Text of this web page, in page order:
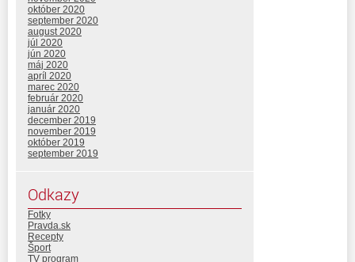
október 2020
september 2020
august 2020
júl 2020
jún 2020
máj 2020
apríl 2020
marec 2020
február 2020
január 2020
december 2019
november 2019
október 2019
september 2019
Odkazy
Fotky
Pravda.sk
Recepty
Šport
TV program